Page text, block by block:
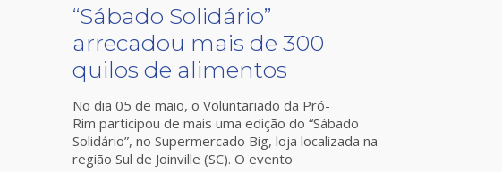
“Sábado Solidário”
arrecadou mais de 300
quilos de alimentos
No dia 05 de maio, o Voluntariado da Pró-
Rim participou de mais uma edição do “Sábado
Solidário”, no Supermercado Big, loja localizada na
região Sul de Joinville (SC). O evento